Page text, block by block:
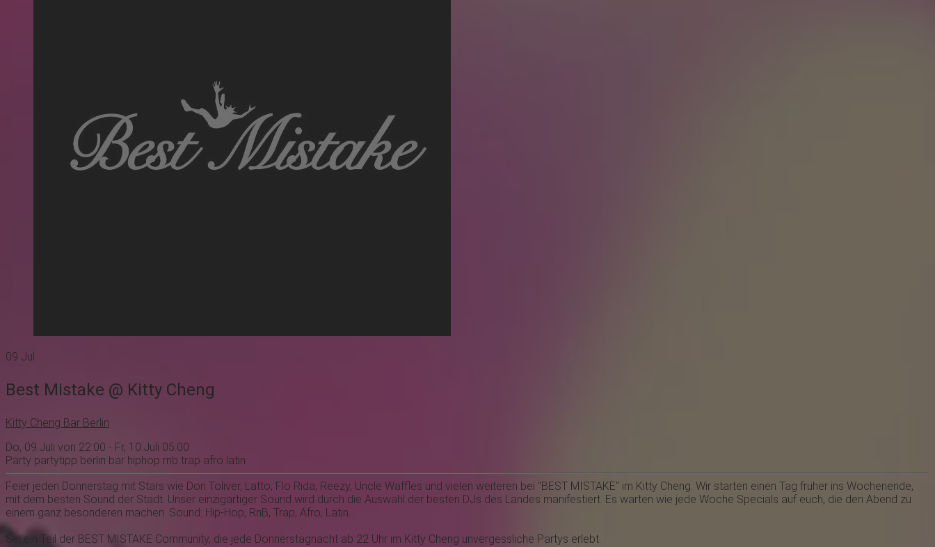
09 Jul
Best Mistake @ Kitty Cheng
Kitty Cheng Bar Berlin
Do, 09.Juli von 22:00 - Fr, 10.Juli 05:00
Party partytipp berlin bar hiphop rnb trap afro latin
Feier jeden Donnerstag mit Stars wie Don Toliver, Latto, Flo Rida, Reezy, Uncle Waffles und vielen weiteren bei "BEST MISTAKE" im Kitty Cheng. Wir starten einen Tag früher ins Wochenende,
mit dem besten Sound der Stadt. Unser einzigartiger Sound wird durch die Auswahl der besten DJs des Landes manifestiert. Es warten wie jede Woche Specials auf euch, die den Abend zu
einem ganz besonderen machen. Sound: Hip-Hop, RnB, Trap, Afro, Latin.
Sei ein Teil der BEST MISTAKE Community, die jede Donnerstagnacht ab 22 Uhr im Kitty Cheng unvergessliche Partys erlebt.